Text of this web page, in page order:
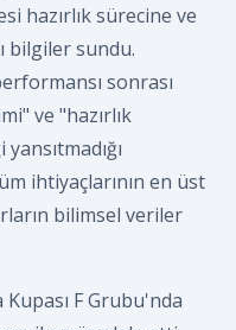
hazırlık sürecine ve
bilgiler sundu.
sonrası
ve "hazırlık
ihtiyaçlarının en üst
bilimsel veriler
Kupası F Grubu'nda